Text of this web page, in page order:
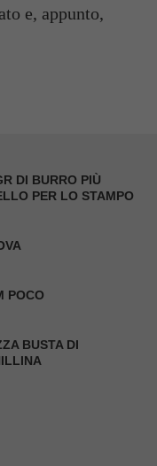
e, appunto,
DI BURRO PIÙ
PER LO STAMPO
POCO
BUSTA DI